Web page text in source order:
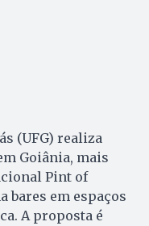
(UFG) realiza
Goiânia, mais
Pint of
bares em espaços
A proposta é